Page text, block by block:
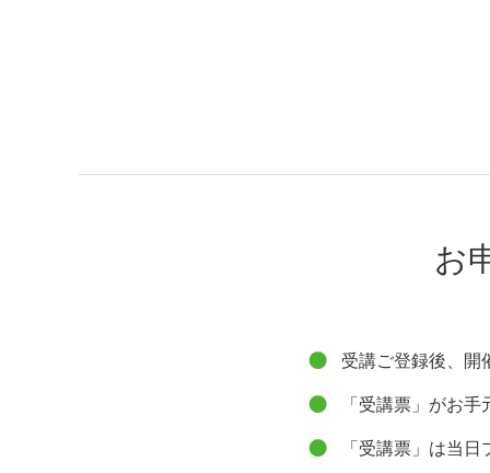
お
受講ご登録後、開
「受講票」がお
「受講票」は当